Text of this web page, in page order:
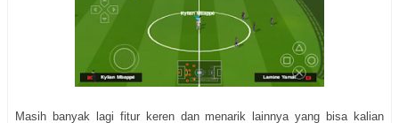
Masih banyak lagi fitur keren dan menarik lainnya yang bisa kalian